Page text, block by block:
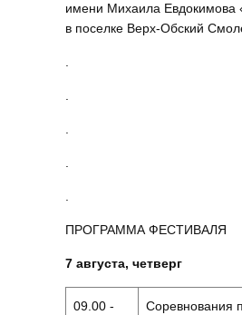
имени Михаила Евдокимова
в поселке Верх-Обский
ПРОГРАММА ФЕСТИВАЛЯ
7 августа, четверг
09.00 -
Соревнования